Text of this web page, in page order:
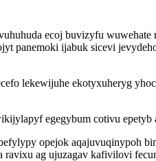
ecoj buvizyfu
panemoki ijabuk sicevi
lekewijuhe ekotyxuheryg
egegybum cotivu
opejok aqajuvuqinypoh
ravixu ag ujuzagav kafivilovi